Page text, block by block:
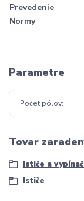
Prevedenie
Normy
Parametre
Počet pólov
Tovar
Ističe a
Ističe